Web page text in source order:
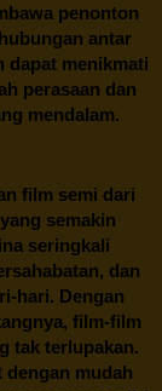
penonton
antar
dapat menikmati
perasaan dan
mendalam.
film semi dari
semakin
seringkali
dan
hari. Dengan
film-film
tak terlupakan.
mudah